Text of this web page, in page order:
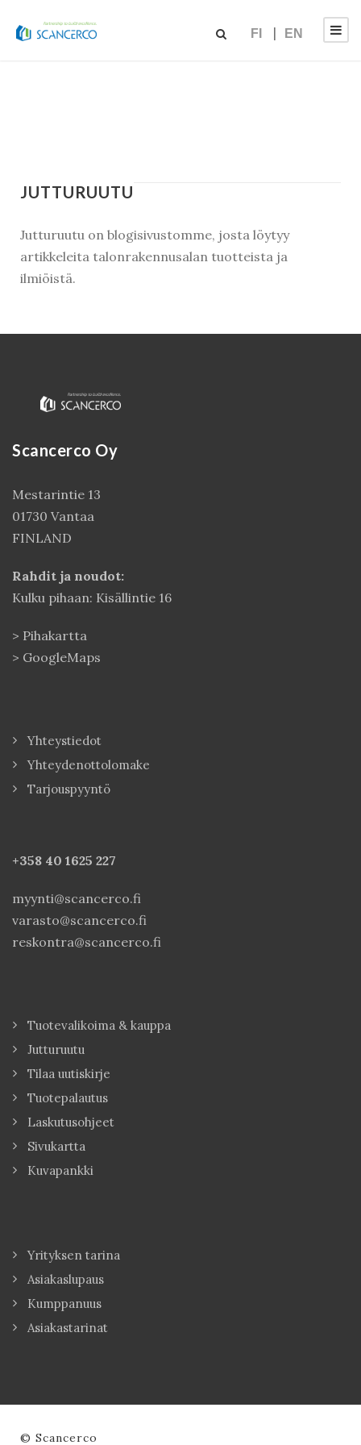
FI EN
JUTTURUUTU
Jutturuutu on blogisivustomme, josta löytyy
artikkeleita talonrakennusalan tuotteista ja
ilmiöistä.
Scancerco Oy
Mestarintie 13
01730 Vantaa
FINLAND
Rahdit ja noudot:
Kulku pihaan: Kisällintie 16
> Pihakartta
> GoogleMaps
Yhteystiedot
Yhteydenottolomake
Tarjouspyyntö
+358 40 1625 227
myynti@scancerco.fi
varasto@scancerco.fi
reskontra@scancerco.fi
Tuotevalikoima & kauppa
Jutturuutu
Tilaa uutiskirje
Tuotepalautus
Laskutusohjeet
Sivukartta
Kuvapankki
Yrityksen tarina
Asiakaslupaus
Kumppanuus
Asiakastarinat
© Scancerco